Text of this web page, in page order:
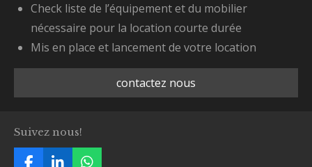
Check liste de l’équipement et du mobilier
nécessaire pour la location courte durée
Mis en place et lancement de votre location
contactez nous
Suivez nous!